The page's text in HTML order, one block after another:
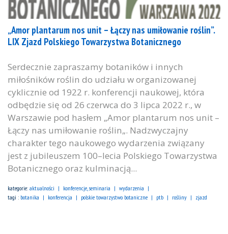
„Amor plantarum nos unit – Łączy nas umiłowanie roślin”.
LIX Zjazd Polskiego Towarzystwa Botanicznego
Serdecznie zapraszamy botaników i innych
miłośników roślin do udziału w organizowanej
cyklicznie od 1922 r. konferencji naukowej, która
odbędzie się od 26 czerwca do 3 lipca 2022 r., w
Warszawie pod hasłem „Amor plantarum nos unit –
Łączy nas umiłowanie roślin„. Nadzwyczajny
charakter tego naukowego wydarzenia związany
jest z jubileuszem 100–lecia Polskiego Towarzystwa
Botanicznego oraz kulminacją...
kategorie: aktualności konferencje, seminaria
wydarzenia
tagi : botanika konferencja polskie towarzystwo botaniczne ptb rośliny zjazd